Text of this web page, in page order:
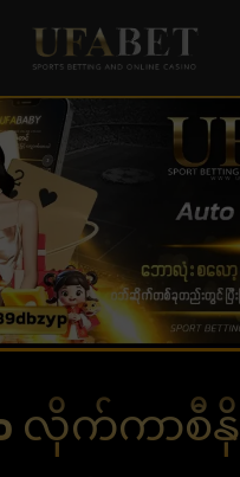
လိုက်ကာစီနို